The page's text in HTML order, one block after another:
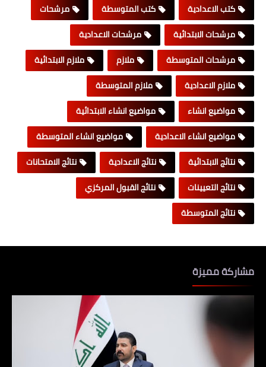
كتب الاعدادية
كتب المتوسطة
مرشحات
مرشحات الابتدائية
مرشحات الاعدادية
مرشحات المتوسطة
ملازم
ملازم الابتدائية
ملازم الاعدادية
ملازم المتوسطة
مواضيع انشاء
مواضيع انشاء الابتدائية
مواضيع انشاء الاعدادية
مواضيع انشاء المتوسطة
نتائج الابتدائية
نتائج الاعدادية
نتائج الامتحانات
نتائج التعيينات
نتائج القبول المركزي
نتائج المتوسطة
مشاركة مميزة